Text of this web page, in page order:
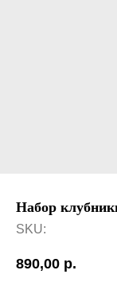
Набор
SKU:
890,00 р.